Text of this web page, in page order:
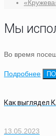
Мы
Во время
Подробнее
Как выглядел
13.05.2023